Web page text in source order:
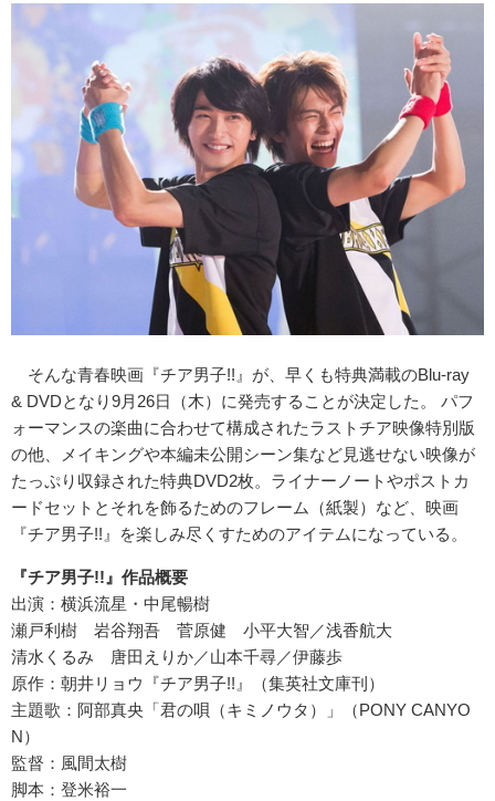
そんな青春映画『チア男子!!』が、早くも特典満載のBlu-ray
& DVDとなり9月26日（木）に発売することが決定した。 パフ
ォーマンスの楽曲に合わせて構成されたラストチア映像特別版
の他、メイキングや本編未公開シーン集など見逃せない映像が
たっぷり収録された特典DVD2枚。ライナーノートやポストカ
ードセットとそれを飾るためのフレーム（紙製）など、映画
『チア男子!!』を楽しみ尽くすためのアイテムになっている。
『チア男子!!』作品概要
出演：横浜流星・中尾暢樹
瀬戸利樹 岩谷翔吾 菅原健 小平大智／浅香航大
清水くるみ 唐田えりか／山本千尋／伊藤歩
原作：朝井リョウ『チア男子!!』（集英社文庫刊）
主題歌：阿部真央「君の唄（キミノウタ）」（PONY CANYO
N）
監督：風間太樹
脚本：登米裕一